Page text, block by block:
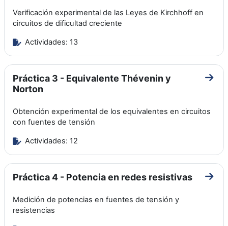
Verificación experimental de las Leyes de Kirchhoff en
circuitos de dificultad creciente
Actividades: 13
Práctica 3 - Equivalente Thévenin y
Norton
Ir a
Obtención experimental de los equivalentes en circuitos
con fuentes de tensión
Actividades: 12
Práctica 4 - Potencia en redes resistivas
Ir a
Medición de potencias en fuentes de tensión y
resistencias